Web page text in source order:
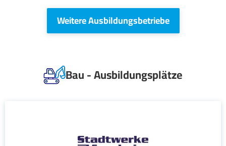
Weitere Ausbildungsbetriebe
Bau - Ausbildungsplätze